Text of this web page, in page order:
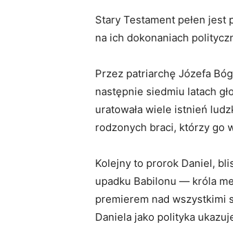
Stary Testament pełen
na ich dokonaniach
Przez patriarchę Józefa
następnie siedmiu latach
uratowała wiele istnień
rodzonych braci, którzy go
Kolejny to prorok Daniel,
upadku Babilonu — króla
premierem nad wszystkimi
Daniela jako polityka